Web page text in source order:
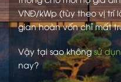
VNĐ/kWp (tùy theo vị trí
gian hoàn vốn chỉ mất
Vậy tại sao khôngsử
nay?